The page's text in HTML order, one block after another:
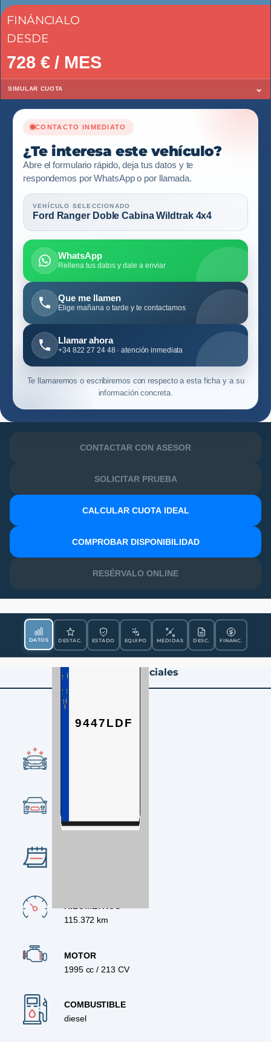
FINÁNCIALO
DESDE
728€ / MES
SIMULAR CUOTA ⌄
CONTACTO INMEDIATO
¿Te interesa este vehículo?
Abre el formulario rápido, deja tus datos y te
respondemos por WhatsApp o por llamada.
VEHÍCULO SELECCIONADO
Ford Ranger Doble Cabina Wildtrak 4x4
WhatsApp
Rellena tus datos y dale a enviar
Que me llamen
Elige mañana o tarde y te contactamos
Llamar ahora
+34 822 27 24 48 · atención inmediata
Te llamaremos o escribiremos con respecto a esta ficha y a su
información concreta.
CONTACTAR CON ASESOR
SOLICITAR PRUEBA
CALCULAR CUOTA IDEAL
COMPROBAR DISPONIBILIDAD
RESÉRVALO ONLINE
DATOS DESTAC. ESTADO EQUIPO MEDIDAS DESC. FINANC.
Datos Esenciales
9447LDF
4x4
115.372 km
MOTOR
1995 cc / 213 CV
COMBUSTIBLE
diesel